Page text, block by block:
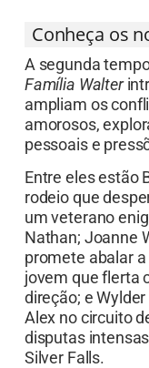
Conheça os
A segunda
Família Walter
ampliam os
amorosos,
pessoais e
Entre eles estão
rodeio que
um veterano
Nathan; Joanne
promete abalar
jovem que flerta
direção; e
Alex no circuito
disputas
Silver Falls.